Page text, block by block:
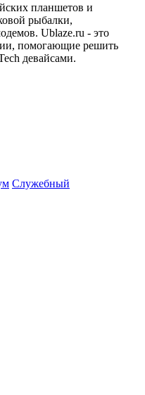
планшетов и
рыбалки,
Ublaze.ru - это
помогающие решить
девайсами.
Служебный